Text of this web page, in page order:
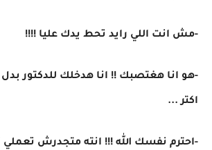
-مش انت اللي رايد تحط يدك عليا !!!!
-هو انا هغتصبك !! انا هدخلك للدكتور
اكتر ...
-احترم نفسك الله !!! انته متجدرش تعملي